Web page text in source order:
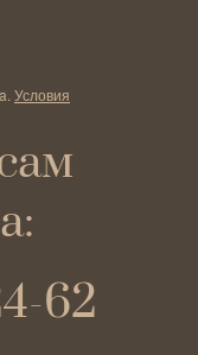
Условия
62